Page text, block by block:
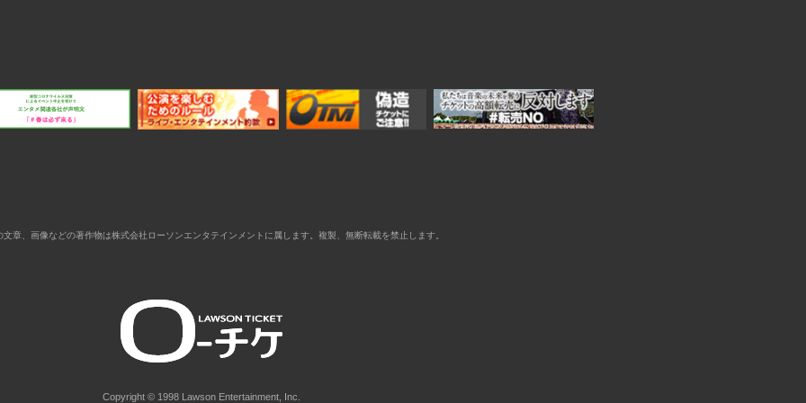
文章、画像などの著作物は株式会社ローソンエンタテインメントに属します。複製、無断転載を禁止します。
Copyright © 1998 Lawson Entertainment, Inc.